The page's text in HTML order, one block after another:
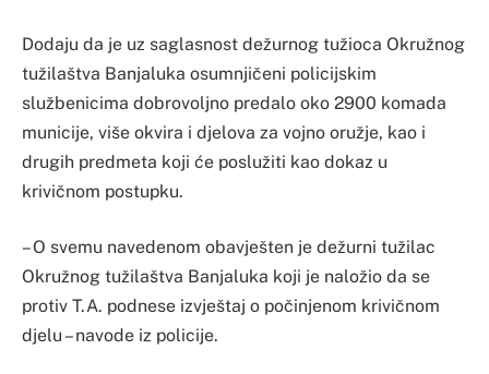
Dodaju da je uz saglasnost dežurnog tužioca Okružnog
tužilaštva Banjaluka osumnjičeni policijskim
službenicima dobrovoljno predalo oko 2900 komada
municije, više okvira i djelova za vojno oružje, kao i
drugih predmeta koji će poslužiti kao dokaz u
krivičnom postupku.
– O svemu navedenom obavješten je dežurni tužilac
Okružnog tužilaštva Banjaluka koji je naložio da se
protiv T.A. podnese izvještaj o počinjenom krivičnom
djelu – navode iz policije.